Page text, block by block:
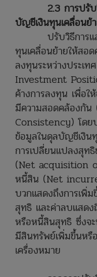
2.3 การปรับวิธี
บัญชีเงินทุนเคลื่อน
ปรับวิธีการแสด
ทุนเคลื่อนย้ายให้สอ
ลงทุนระหว่างประเ
Investment
ค้างการลงทุน เพื่อใ
มีความสอดคล้องกั
Consistency) โดย
ข้อมูลในดุลบัญชีเงิน
การเปลี่ยนแปลงสุท
(Net acquisition
หนี้สิน (Net
บวกแสดงถึงการเพิ่
สุทธิ และค่าลบแสด
หรือหนี้สินสุทธิ ซึ่งจะ
มีสินทรัพย์เพิ่มขึ้นหรื
เครื่องหมาย